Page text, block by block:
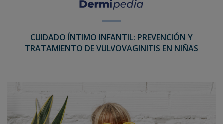
CUIDADO ÍNTIMO INFANTIL: PREVENCIÓN Y
TRATAMIENTO DE VULVOVAGINITIS EN NIÑAS